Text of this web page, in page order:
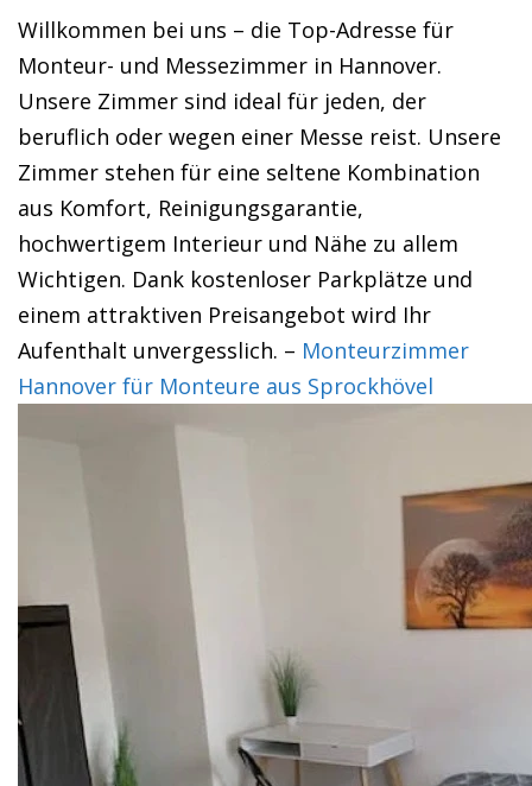
Willkommen bei uns – die Top-Adresse für
Monteur- und Messezimmer in Hannover.
Unsere Zimmer sind ideal für jeden, der
beruflich oder wegen einer Messe reist. Unsere
Zimmer stehen für eine seltene Kombination
aus Komfort, Reinigungsgarantie,
hochwertigem Interieur und Nähe zu allem
Wichtigen. Dank kostenloser Parkplätze und
einem attraktiven Preisangebot wird Ihr
Aufenthalt unvergesslich. – Monteurzimmer
Hannover für Monteure aus Sprockhövel